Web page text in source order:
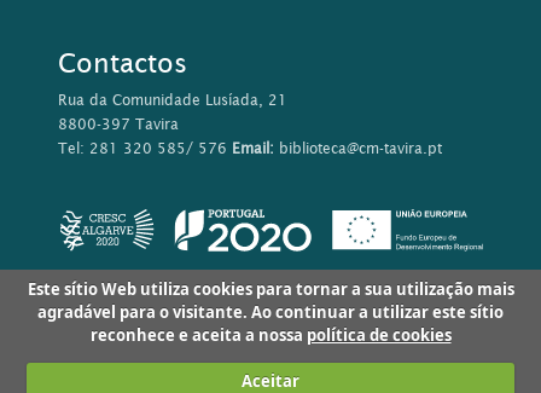
Contactos
Rua da Comunidade Lusíada, 21
8800-397 Tavira
Tel: 281 320 585/ 576 Email: biblioteca@cm-tavira.pt
Este sítio Web utiliza cookies para tornar a sua utilização mais
agradável para o visitante. Ao continuar a utilizar este sítio
reconhece e aceita a nossa política de cookies
Aceitar